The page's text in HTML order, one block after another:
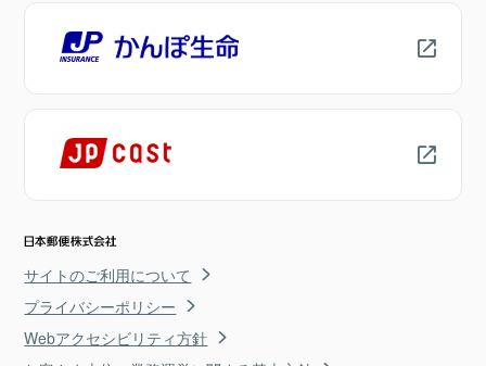
サイトのご利用について
プライバシーポリシー
Webアクセシビリティ方針